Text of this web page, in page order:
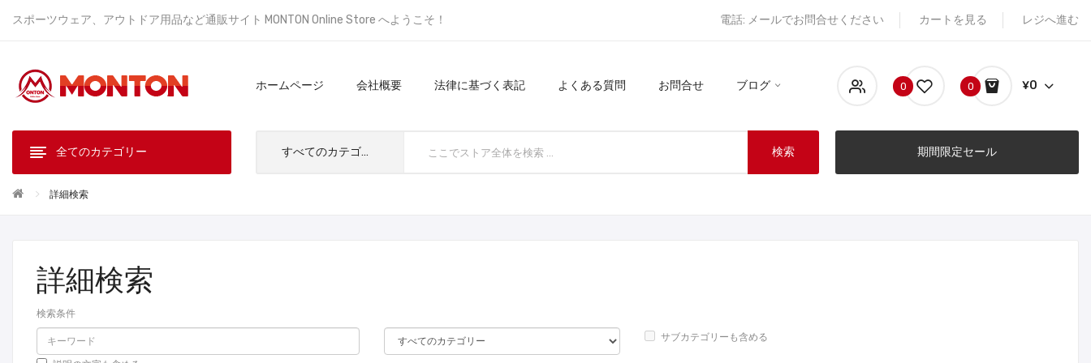
スポーツウェア、アウトドア用品など通販サイト MONTON Online Store へようこそ！ 電話: メールでお問合せください カートを見る レジへ進む
ホームページ 会社概要 法律に基づく表記 よくある質問 お問合せ ブログ 0 0 ¥0
全てのカテゴリー すべてのカテゴリ 検索 期間限定セール
詳細検索
詳細検索
検索条件
サブカテゴリーも含める